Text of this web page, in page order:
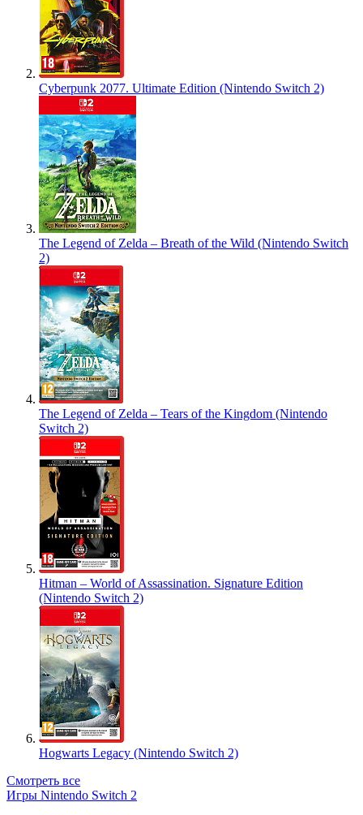
Cyberpunk 2077. Ultimate Edition (Nintendo Switch 2)
The Legend of Zelda – Breath of the Wild (Nintendo Switch
2)
The Legend of Zelda – Tears of the Kingdom (Nintendo
Switch 2)
Hitman – World of Assassination. Signature Edition
(Nintendo Switch 2)
Hogwarts Legacy (Nintendo Switch 2)
Смотреть все
Игры Nintendo Switch 2